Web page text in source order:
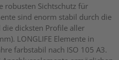
robusten Sichtschutz für
sind enorm stabil durch die
dicksten Profile aller
LONGLIFE Elemente in
farbstabil nach ISO 105 A3.